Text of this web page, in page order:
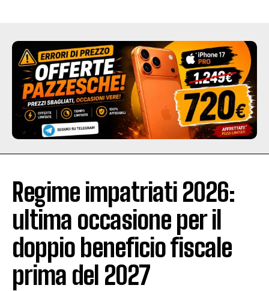
Regime impatriati 2026:
ultima occasione per il
doppio beneficio fiscale
prima del 2027